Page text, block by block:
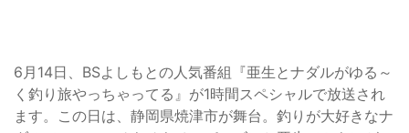
6月14日、BSよしもとの人気番組『亜生とナダルがゆる～
く釣り旅やっちゃってる』が1時間スペシャルで放送され
ます。この日は、静岡県焼津市が舞台。釣りが大好きなナ